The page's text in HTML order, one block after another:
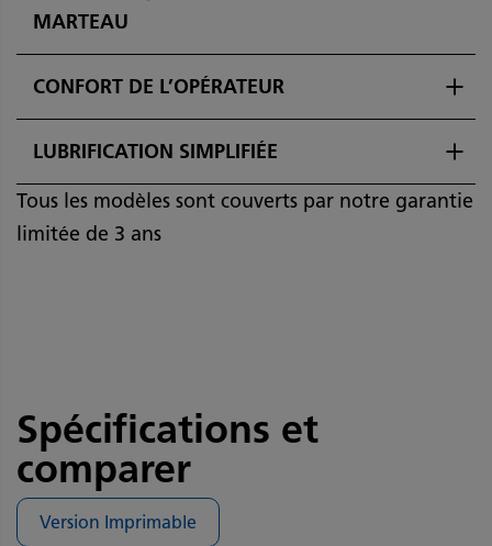
MARTEAU
CONFORT DE L’OPÉRATEUR
LUBRIFICATION SIMPLIFIÉE
Tous les modèles sont couverts par notre garantie
limitée de 3 ans
Spécifications et
comparer
Version Imprimable